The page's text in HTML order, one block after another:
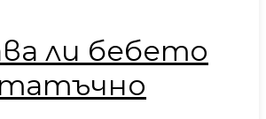
ли бебето